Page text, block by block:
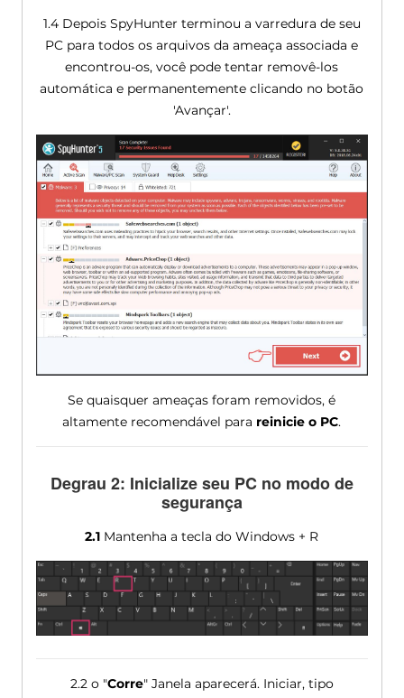
1.4 Depois SpyHunter terminou a varredura de seu
PC para todos os arquivos da ameaça associada e
encontrou-os, você pode tentar removê-los
automática e permanentemente clicando no botão
'Avançar'.
Se quaisquer ameaças foram removidos, é
altamente recomendável para reinicie o PC.
Degrau 2: Inicialize seu PC no modo de
segurança
2.1 Mantenha a tecla do Windows + R
2.2 o "Corre" Janela aparecerá. Iniciar, tipo